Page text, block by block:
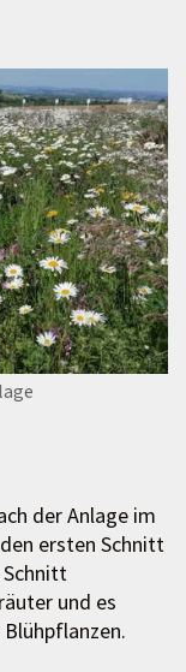
der Anlage im
ersten Schnitt
und es